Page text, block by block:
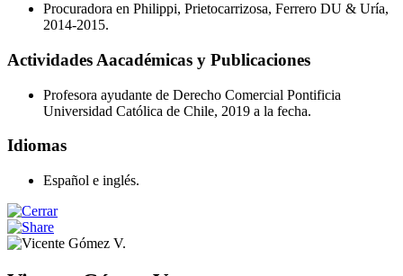
Procuradora en Philippi, Prietocarrizosa, Ferrero DU & Uría,
2014-2015.
Actividades Aacadémicas y Publicaciones
Profesora ayudante de Derecho Comercial Pontificia
Universidad Católica de Chile, 2019 a la fecha.
Idiomas
Español e inglés.